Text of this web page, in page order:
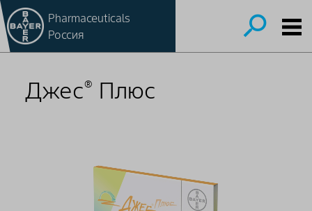
Pharmaceuticals
Россия
Джес® Плюс